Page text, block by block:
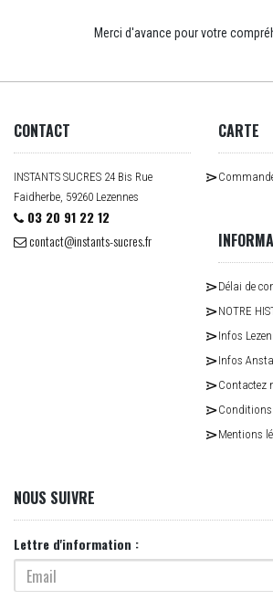
Merci d'avance pour votre
CONTACT
INSTANTS SUCRES 24 Bis Rue
Faidherbe, 59260 Lezennes
03 20 91 22 12
contact@instants-sucres.fr
CARTE
Délai de
NOTRE
Infos
Infos
Contactez
Mentions
NOUS SUIVRE
Lettre d'information :